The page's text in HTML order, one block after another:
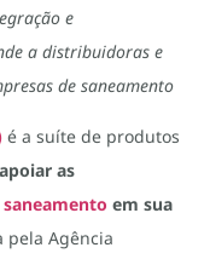
e
a distribuidoras e
de saneamento
é a suíte de produtos
apoiar as
saneamento em sua
pela Agência